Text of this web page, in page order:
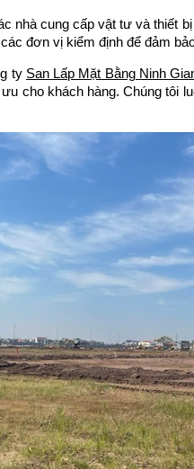
nhà cung cấp vật tư và
đơn vị kiểm định để đảm
ty San Lấp Mặt Bằng Ninh
cho khách hàng. Chúng